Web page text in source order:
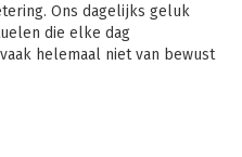
Ons dagelijks geluk
die elke dag
helemaal niet van bewust